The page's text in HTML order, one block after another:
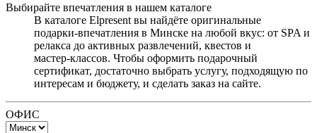
Выбирайте впечатления в нашем каталоге
В каталоге Elpresent вы найдёте оригинальные
подарки‑впечатления в Минске на любой вкус: от SPA и
релакса до активных развлечений, квестов и
мастер‑классов. Чтобы оформить подарочный
сертификат, достаточно выбрать услугу, подходящую по
интересам и бюджету, и сделать заказ на сайте.
ОФИС